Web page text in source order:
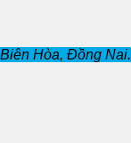
Hòa, Đồng Nai.